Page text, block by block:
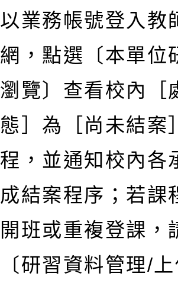
以業務帳號登入教
網，點選〔本單位
瀏覽〕查看校內［
態］為［尚未結案
程，並通知校內各
成結案程序；若課
開班或重複登課，
〔研習資料管理/